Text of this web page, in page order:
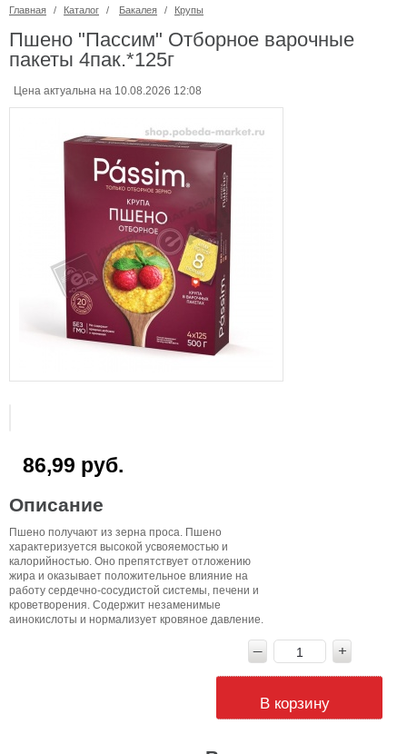
Главная / Каталог / Бакалея / Крупы
Пшено "Пассим" Отборное варочные
пакеты 4пак.*125г
Цена актуальна на 10.08.2026 12:08
86,99 руб.
Описание
Пшено получают из зерна проса. Пшено
характеризуется высокой усвояемостью и
калорийностью. Оно препятствует отложению
жира и оказывает положительное влияние на
работу сердечно-сосудистой системы, печени и
кроветворения. Содержит незаменимые
аинокислоты и нормализует кровяное давление.
В корзину